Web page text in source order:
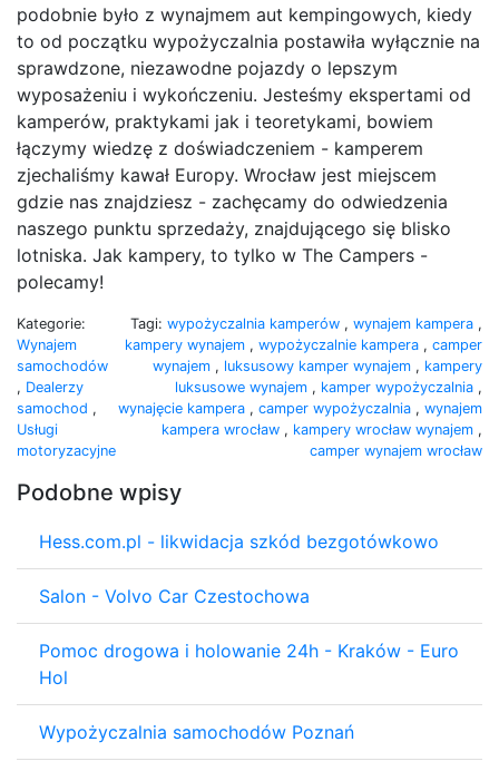
podobnie było z wynajmem aut kempingowych, kiedy
to od początku wypożyczalnia postawiła wyłącznie na
sprawdzone, niezawodne pojazdy o lepszym
wyposażeniu i wykończeniu. Jesteśmy ekspertami od
kamperów, praktykami jak i teoretykami, bowiem
łączymy wiedzę z doświadczeniem - kamperem
zjechaliśmy kawał Europy. Wrocław jest miejscem
gdzie nas znajdziesz - zachęcamy do odwiedzenia
naszego punktu sprzedaży, znajdującego się blisko
lotniska. Jak kampery, to tylko w The Campers -
polecamy!
Kategorie:
Wynajem
samochodów
, Dealerzy
samochod ,
Usługi
motoryzacyjne
Tagi: wypożyczalnia kamperów , wynajem kampera ,
kampery wynajem , wypożyczalnie kampera , camper
wynajem , luksusowy kamper wynajem , kampery
luksusowe wynajem , kamper wypożyczalnia ,
wynajęcie kampera , camper wypożyczalnia , wynajem
kampera wrocław , kampery wrocław wynajem ,
camper wynajem wrocław
Podobne wpisy
Hess.com.pl - likwidacja szkód bezgotówkowo
Salon - Volvo Car Czestochowa
Pomoc drogowa i holowanie 24h - Kraków - Euro
Hol
Wypożyczalnia samochodów Poznań